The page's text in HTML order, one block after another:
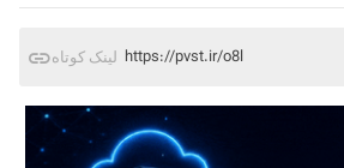
لینک کوتاه https://pvst.ir/o8l